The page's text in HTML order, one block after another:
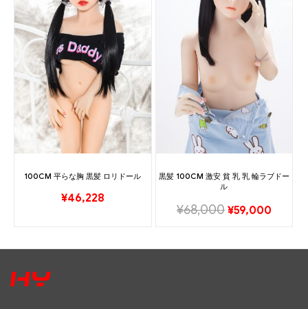
100CM 平らな胸 黒髪 ロリドール
¥46,228
黒髪 100CM 激安 貧 乳 乳 輪ラブドー
ル
¥68,000 ¥59,000